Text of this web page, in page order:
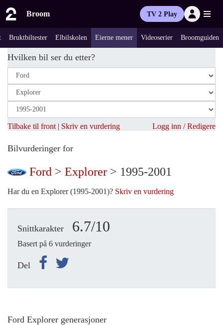
Broom TV 2 Play
Bruktbiltester Elbilskolen Eierne mener Videoserier Broomguiden
Hvilken bil ser du etter?
Tilbake til front | Skriv en vurdering Logg inn / Redigere
Bilvurderinger for
Ford > Explorer > 1995-2001
Har du en Explorer (1995-2001)? Skriv en vurdering
Snittkarakter 6.7/10
Basert på 6 vurderinger
Del
Ford Explorer generasjoner